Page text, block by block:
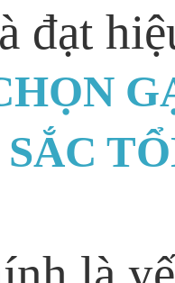
đạt